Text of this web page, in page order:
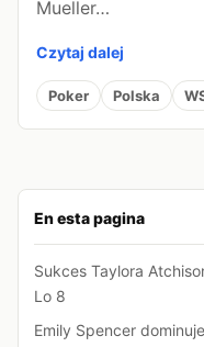
En esta pagina
Sukces Taylora
Lo 8
Emily Spencer
Mueller…
Czytaj dalej
Poker Polska